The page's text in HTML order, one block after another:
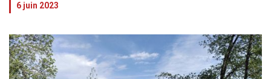
6 juin 2023